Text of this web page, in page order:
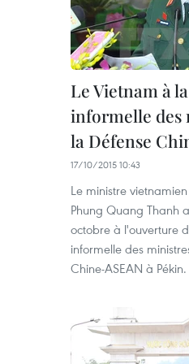
Le Vietnam à
informelle des
la Défense
17/10/2015 10:43
Le ministre
Phung Quang Thanh
octobre à l'ouverture
informelle des
Chine-ASEAN à Pékin.